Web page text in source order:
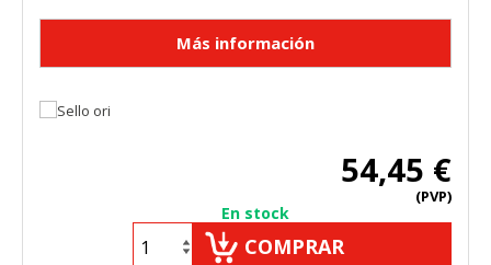
54,45 €
(PVP)
En stock
COMPRAR